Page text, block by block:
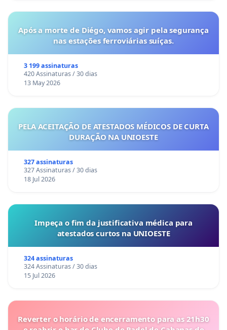
Após a morte de Diégo, vamos agir pela segurança
nas estações ferroviárias suíças.
3 199 assinaturas
420 Assinaturas / 30 dias
13 May 2026
PELA ACEITAÇÃO DE ATESTADOS MÉDICOS DE CURTA
DURAÇÃO NA UNIOESTE
327 assinaturas
327 Assinaturas / 30 dias
18 Jul 2026
Impeça o fim da justificativa médica para
atestados curtos na UNIOESTE
324 assinaturas
324 Assinaturas / 30 dias
15 Jul 2026
Reverter o horário de encerramento para as 21h30